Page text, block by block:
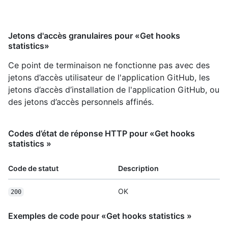
Jetons d'accès granulaires pour «Get hooks
statistics»
Ce point de terminaison ne fonctionne pas avec des
jetons d’accès utilisateur de l'application GitHub, les
jetons d’accès d’installation de l'application GitHub, ou
des jetons d’accès personnels affinés.
Codes d’état de réponse HTTP pour «Get hooks
statistics »
Code de statut Description
200 OK
Exemples de code pour «Get hooks statistics »